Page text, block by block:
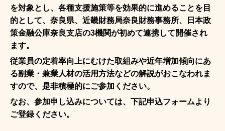
を対象とし、各種支援施策等を効果的に進めることを目
的として、奈良県、近畿財務局奈良財務事務所、日本政
策金融公庫奈良支店の3機関が初めて連携して開催され
ます。
従業員の定着率向上にむけた取組みや近年増加傾向にあ
る副業・兼業人材の活用方法などの解説がおこなわれま
すので、是非積極的にご参加ください。
なお、参加申し込みについては、下記申込フォームより
ご登録ください。